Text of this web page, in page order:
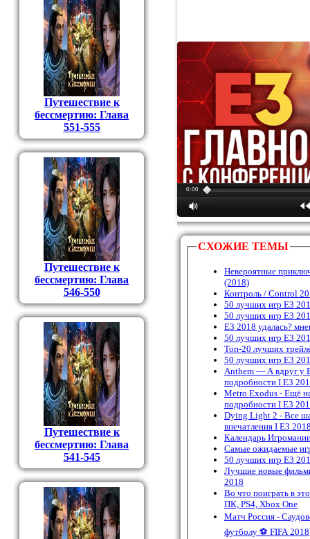
Путешествие к
бессмертию: Глава
551-555
Путешествие к
бессмертию: Глава
546-550
Путешествие к
бессмертию: Глава
541-545
0:00
СХОЖИЕ ТЕМЫ
Невероятные
(2018)
Контроль / Control
50 лучших игр E3
50 лучших игр E3
E3 2018 удалась?
50 лучших игр E3
Топ-20 лучших
50 лучших игр E3
Anthem — А вдруг у
подробности I Е3
Metro Exodus - Ещё
подробности I Е3
Dying Light 2 - Все
впечатления I E3
Календарь
Самые ожидаемые
50 лучших игр E3
Лучшие новые
2018
Во что поиграть в
ПК, PS4, Xbox One
Матч Россия -
футболу ⚽ FIFA 2018